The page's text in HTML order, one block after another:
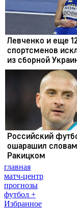
главная
матч-центр
прогнозы
футбол +
Избранное